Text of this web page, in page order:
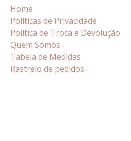
Home
Políticas de Privacidade
Política de Troca e Devolução
Quem Somos
Tabela de Medidas
Rastreio de pedidos